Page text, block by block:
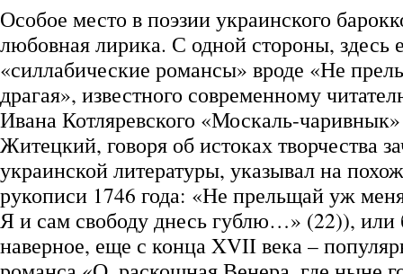
Особое место в поэзии украинского
любовная лирика. С одной стороны, здесь
«силлабические романсы» вроде «Не
драгая», известного современному
Ивана Котляревского «Москаль-
Житецкий, говоря об истоках творчества
украинской литературы, указывал на
рукописи 1746 года: «Не прельщай уж
Я и сам свободу днесь гублю…» (22)), или
наверное, еще с конца XVII века –